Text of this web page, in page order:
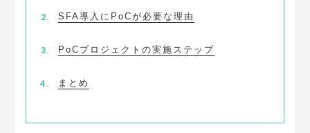
SFA導入にPoCが必要な理由
PoCプロジェクトの実施ステップ
まとめ